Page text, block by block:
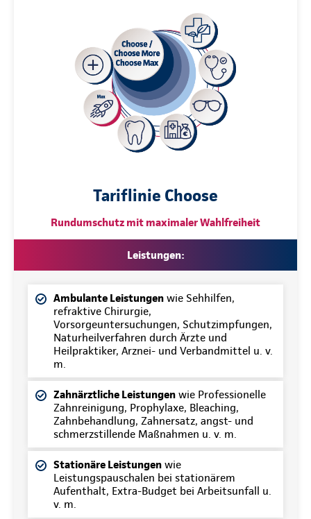
Tariflinie Choose
Rundumschutz mit maximaler Wahlfreiheit
Leistungen:
Ambulante Leistungen wie Sehhilfen,
refraktive Chirurgie,
Vorsorgeuntersuchungen, Schutzimpfungen,
Naturheilverfahren durch Ärzte und
Heilpraktiker, Arznei- und Verbandmittel u. v.
m.
Zahnärztliche Leistungen wie Professionelle
Zahnreinigung, Prophylaxe, Bleaching,
Zahnbehandlung, Zahnersatz, angst- und
schmerzstillende Maßnahmen u. v. m.
Stationäre Leistungen wie
Leistungspauschalen bei stationärem
Aufenthalt, Extra-Budget bei Arbeitsunfall u.
v. m.